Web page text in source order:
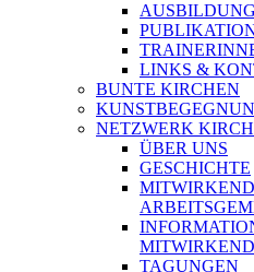
LINKS &
BUNTE KIRCHEN
NETZWERK
ÜBER UNS
GESCHICHTE
TAGUNGEN